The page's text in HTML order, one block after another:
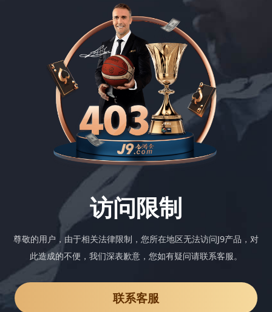
访问限制
尊敬的用户，由于相关法律限制，您所在地区无法访问J9产品，对
此造成的不便，我们深表歉意，您如有疑问请联系客服。
联系客服